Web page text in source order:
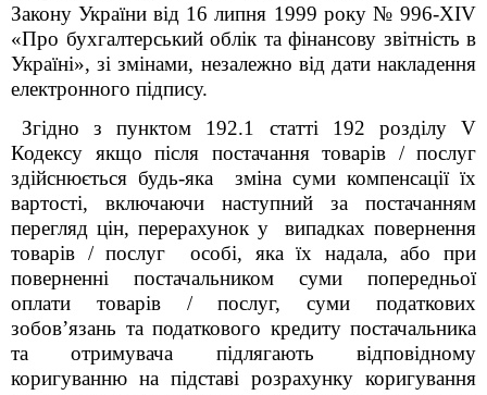
Закону України від 16 липня 1999 року № 996-XIV
«Про бухгалтерський облік та фінансову звітність в
Україні», зі змінами, незалежно від дати накладення
електронного підпису.
Згідно з пунктом 192.1 статті 192 розділу V
Кодексу якщо після постачання товарів / послуг
здійснюється будь-яка зміна суми компенсації їх
вартості, включаючи наступний за постачанням
перегляд цін, перерахунок у випадках повернення
товарів / послуг особі, яка їх надала, або при
поверненні постачальником суми попередньої
оплати товарів / послуг, суми податкових
зобов’язань та податкового кредиту постачальника
та отримувача підлягають відповідному
коригуванню на підставі розрахунку коригування